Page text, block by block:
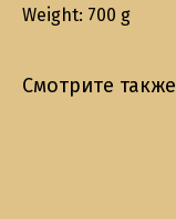
Weight: 700 g
Смотрите также